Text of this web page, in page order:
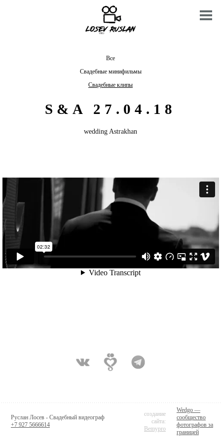
Все
Свадебные минифильмы
Свадебные клипы
S&A 27.04.18
wedding Astrakhan
Руслан Лосев - Свадебный видеограф
+7 927 5666614
создание
сайта:
Bemypro
Wedgo —
сообщество
фотографов за
границей